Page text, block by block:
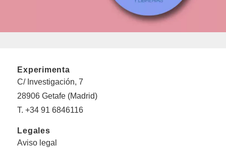
Experimenta
C/ Investigación, 7
28906 Getafe (Madrid)
T. +34 91 6846116
Legales
Aviso legal